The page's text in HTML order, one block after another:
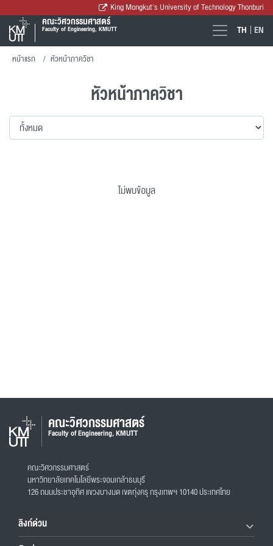
King Mongkut's University of Technology Thonburi
คณะวิศวกรรมศาสตร์
Faculty of Engineering, KMUTT TH EN
หน้าแรก หัวหน้าภาควิชา
หัวหน้าภาควิชา
ไม่พบข้อมูล
คณะวิศวกรรมศาสตร์
Faculty of Engineering, KMUTT
คณะวิศวกรรมศาสตร์
มหาวิทยาลัยเทคโนโลยีพระจอมเกล้าธนบุรี
126 ถนนประชาอุทิศ แขวงบางมด เขตทุ่งครุ กรุงเทพฯ 10140 ประเทศไทย
ลิงก์ด่วน